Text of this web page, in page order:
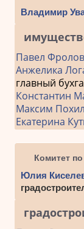
Владимир
Павел Фролов
Анжелика
главный
Константин
Максим Похил
Екатерина
Комитет
Юлия